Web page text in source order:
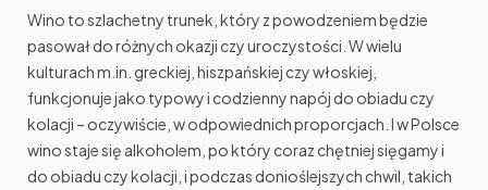
Wino to szlachetny trunek, który z powodzeniem będzie
pasował do różnych okazji czy uroczystości. W wielu
kulturach m.in. greckiej, hiszpańskiej czy włoskiej,
funkcjonuje jako typowy i codzienny napój do obiadu czy
kolacji – oczywiście, w odpowiednich proporcjach. I w Polsce
wino staje się alkoholem, po który coraz chętniej sięgamy i
do obiadu czy kolacji, i podczas donioślejszych chwil, takich